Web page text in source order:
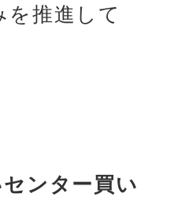
を推進して
ンター買い